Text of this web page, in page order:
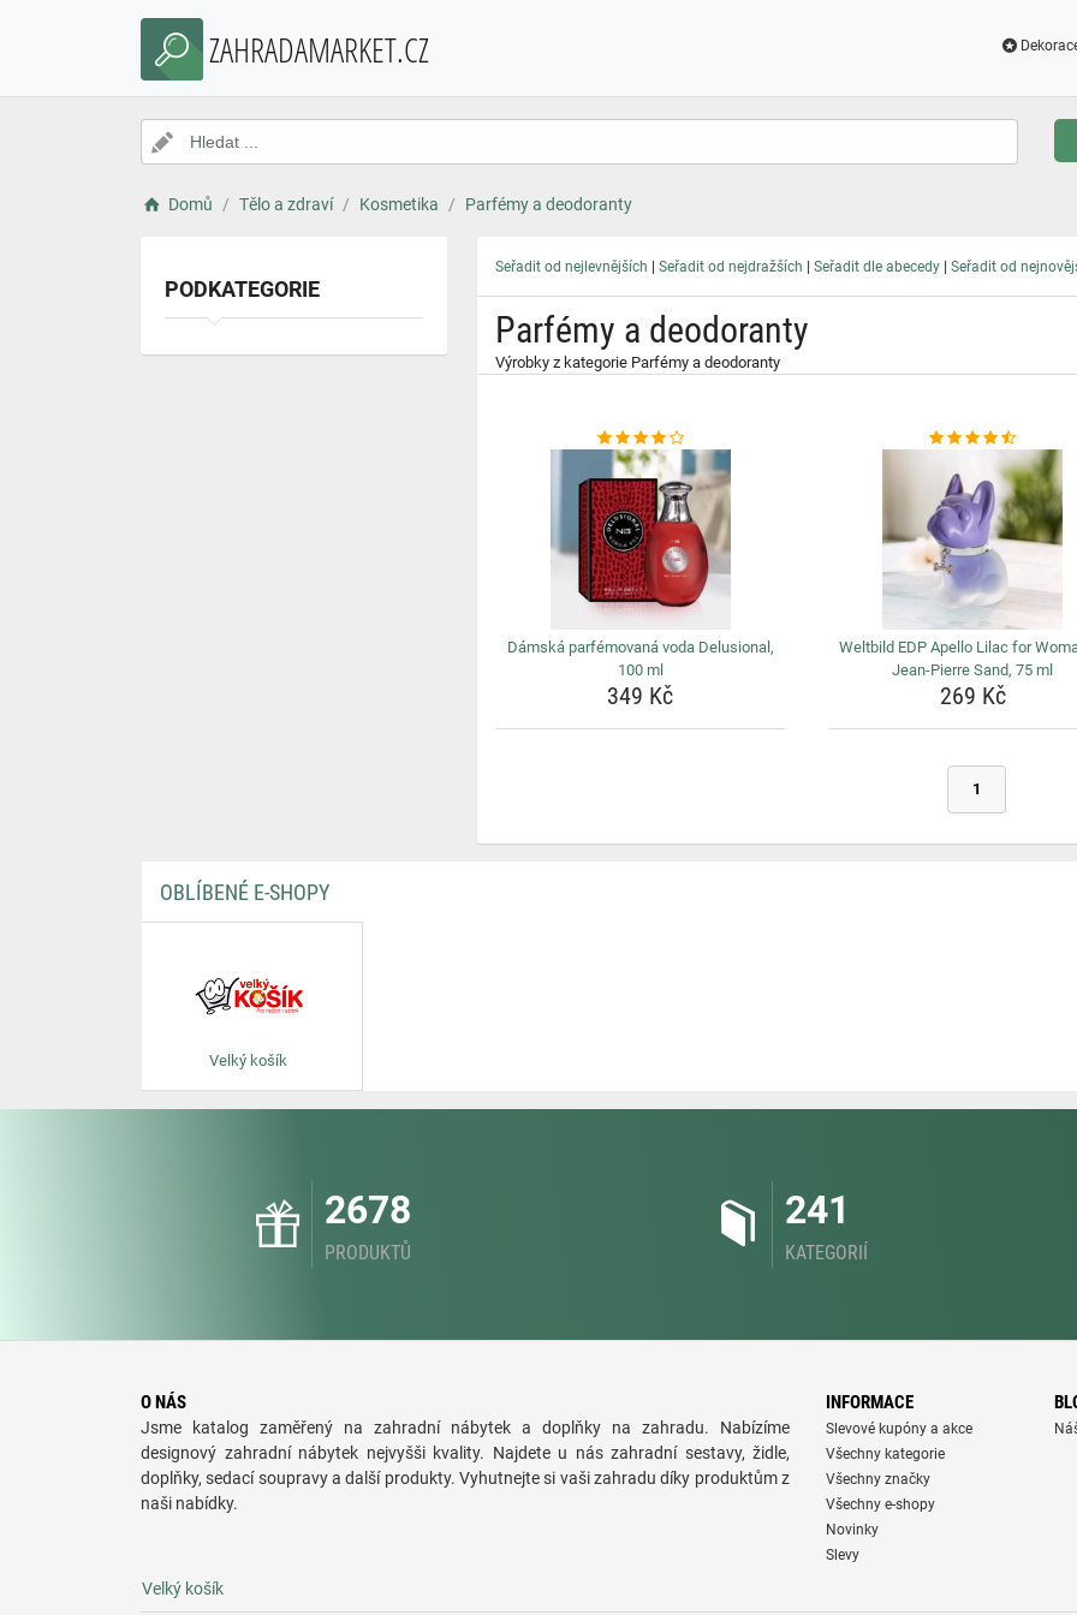
ZAHRADAMARKET.CZ
Domů Tělo a zdraví Kosmetika Parfémy a deodoranty
PODKATEGORIE
Seřadit od nejlevnějších | Seřadit od nejdražších | Seřadit dle abecedy | Seřadit od
Parfémy a deodoranty
Výrobky z kategorie Parfémy a deodoranty
Dámská parfémovaná voda Delusional,
100 ml
349 Kč
Weltbild EDP Apello Lilac for
Jean-Pierre Sand, 75 ml
269 Kč
1
OBLÍBENÉ E-SHOPY
Velký košík
2678
PRODUKTŮ
241
KATEGORIÍ
O NÁS
Jsme katalog zaměřený na zahradní nábytek a doplňky na zahradu. Nabízíme
designový zahradní nábytek nejvyšši kvality. Najdete u nás zahradní sestavy, židle,
doplňky, sedací soupravy a další produkty. Vyhutnejte si vaši zahradu díky produktům z
naši nabídky.
INFORMACE
Slevové kupóny a akce
Všechny kategorie
Všechny značky
Všechny e-shopy
Novinky
Slevy
Velký košík